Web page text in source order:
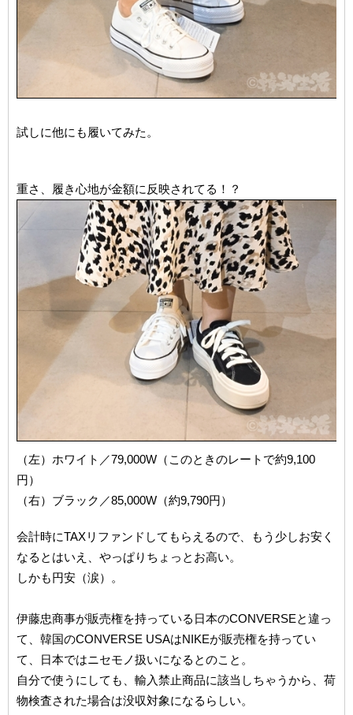
試しに他にも履いてみた。
重さ、履き心地が金額に反映されてる！？
（左）ホワイト／79,000W（このときのレートで約9,100
円）
（右）ブラック／85,000W（約9,790円）
会計時にTAXリファンドしてもらえるので、もう少しお安く
なるとはいえ、やっぱりちょっとお高い。
しかも円安（涙）。
伊藤忠商事が販売権を持っている日本のCONVERSEと違っ
て、韓国のCONVERSE USAはNIKEが販売権を持ってい
て、日本ではニセモノ扱いになるとのこと。
自分で使うにしても、輸入禁止商品に該当しちゃうから、荷
物検査された場合は没収対象になるらしい。